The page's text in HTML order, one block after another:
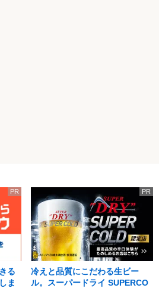
PR
る
ま
PR
冷えと品質にこだわる生ビー
ル。スーパードライ SUPERCO